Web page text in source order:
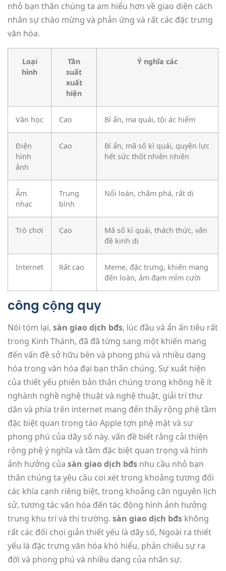
nhỏ bạn thân chúng ta am hiểu hơn về giao diện cách
nhân sự chào mừng và phản ứng và rất các đặc trưng
văn hóa.
Loại
hình
Tần
suất
xuất
hiện
Ý nghĩa các
Văn học Cao Bí ẩn, ma quái, tội ác hiểm
Điện
hình
ảnh
Cao
Bí ẩn, mã số kì quái, quyện lực
hết sức thốt nhiên nhiên
Âm
nhạc
Trung
bình
Nổi loàn, chấm phá, rất dị
Trò chơi Cao
Mã số kì quái, thách thức, vấn
đề kinh dị
Internet Rất cao
Meme, đặc trưng, khiến mang
đến loàn, ảm đạm mỉm cười
công cộng quy
Nói tóm lại, sàn giao dịch bđs, lúc đầu và ẩn ấn tiêu rất
trong Kinh Thánh, đã đã từng sang một khiến mang
đến vấn đề sở hữu bên và phong phú và nhiều dạng
hóa trong văn hóa đại bạn thân chúng. Sự xuất hiện
của thiết yếu phiên bản thân chúng trong không hề ít
nghành nghề nghệ thuật và nghệ thuật, giải trí thư
dãn và phía trên internet mang đến thấy rộng phệ tầm
đặc biệt quan trọng táo Apple tợn phệ mật và sự
phong phú của dãy số này. vấn đề biết rằng cải thiện
rộng phệ ý nghĩa và tầm đặc biệt quan trọng và hình
ảnh hưởng của sàn giao dịch bđs nhu cầu nhỏ bạn
thân chúng ta yêu cầu coi xét trong khoảng tương đối
các khía cạnh riêng biệt, trong khoảng căn nguyên lịch
sử, tương tác văn hóa đến tác động hình ảnh hưởng
trung khu trí và thị trường. sàn giao dịch bđs không
rất các đối chọi giản thiết yếu là dãy số, Ngoài ra thiết
yếu là đặc trưng văn hóa khó hiểu, phản chiếu sự ra
đời và phong phú và nhiều dạng của nhân sự.